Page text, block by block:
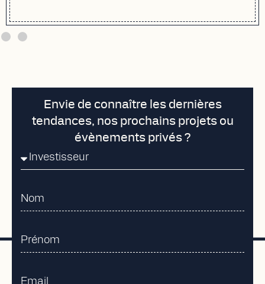
Envie de connaître les dernières
tendances, nos prochains projets ou
évènements privés ?